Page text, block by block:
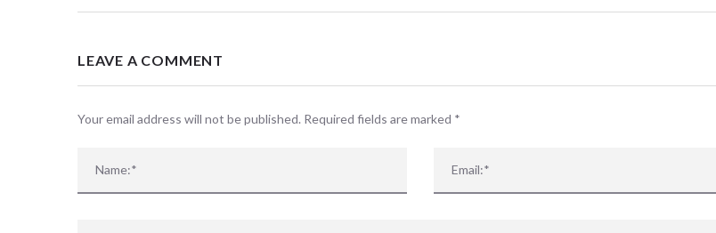
LEAVE A COMMENT
Your email address will not be published. Required fields are marked *